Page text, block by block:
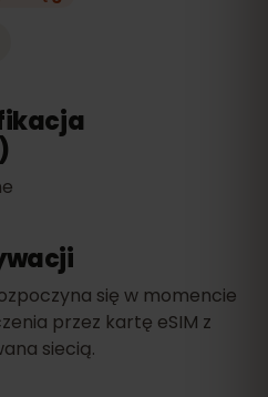
się w momencie
przez kartę eSIM z
siecią.